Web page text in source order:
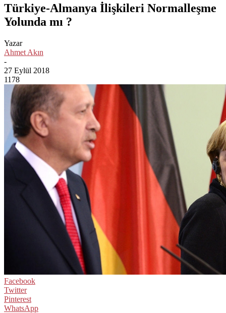
Türkiye-Almanya İlişkileri Normalleşme
Yolunda mı ?
Yazar
Ahmet Akın
-
27 Eylül 2018
1178
Facebook
Twitter
Pinterest
WhatsApp